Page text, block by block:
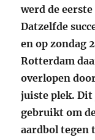
werd de
Datzelfde
en op zondag
Rotterdam
overlopen
juiste plek. Dit
gebruikt om
aardbol tegen